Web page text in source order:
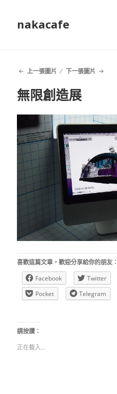
nakacafe
上一張圖片 下一張圖片
無限創造展
喜歡這篇文章，歡迎分享給你的朋友：
Facebook
Twitter
Pocket
Telegram
請按讚：
正在載入...